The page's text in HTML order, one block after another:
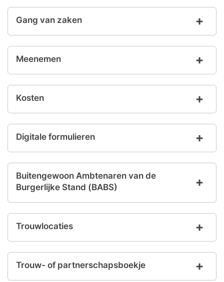
Gang van zaken
Meenemen
Kosten
Digitale formulieren
Buitengewoon Ambtenaren van de
Burgerlijke Stand (BABS)
Trouwlocaties
Trouw- of partnerschapsboekje